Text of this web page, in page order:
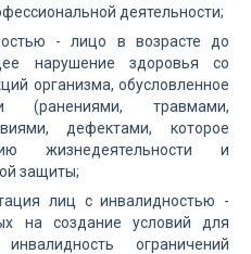
деятельности;
- лицо в возрасте до
нарушение здоровья со
организма, обусловленное
(ранениями, травмами,
дефектами, которое
жизнедеятельности и
защиты;
лиц с инвалидностью -
на создание условий для
ограничений